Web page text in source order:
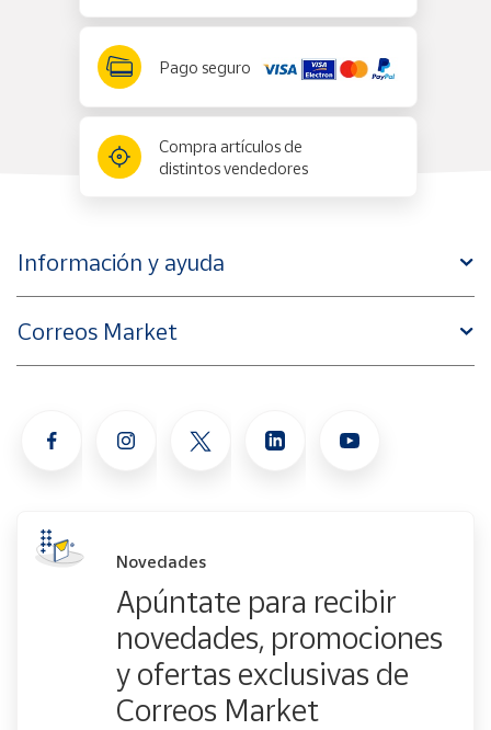
Pago seguro
Compra artículos de
distintos vendedores
Información y ayuda
Correos Market
Novedades
Apúntate para recibir
novedades, promociones
y ofertas exclusivas de
Correos Market